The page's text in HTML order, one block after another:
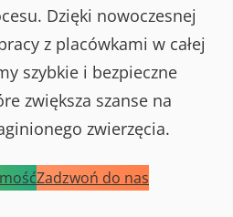
Dzięki nowoczesnej
z placówkami w całej
szybkie i bezpieczne
zwiększa szanse na
zwierzęcia.
Zadzwoń do nas